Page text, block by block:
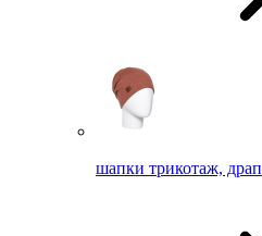
шапки трикотаж, драп